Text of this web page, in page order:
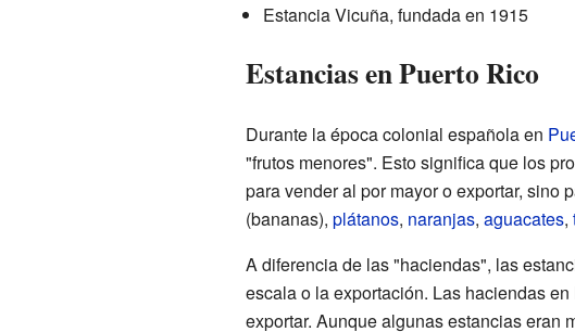
Estancia Vicuña, fundada en 1915
Estancias en Puerto Rico
Durante la época colonial española en
"frutos menores". Esto significa que los
para vender al por mayor o exportar, sino
(bananas), plátanos, naranjas, aguacates,
A diferencia de las "haciendas", las
escala o la exportación. Las haciendas
exportar. Aunque algunas estancias eran